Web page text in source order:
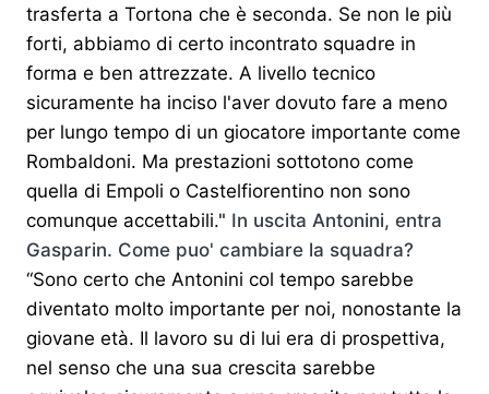
trasferta a Tortona che è seconda. Se non le più
forti, abbiamo di certo incontrato squadre in
forma e ben attrezzate. A livello tecnico
sicuramente ha inciso l'aver dovuto fare a meno
per lungo tempo di un giocatore importante come
Rombaldoni. Ma prestazioni sottotono come
quella di Empoli o Castelfiorentino non sono
comunque accettabili." In uscita Antonini, entra
Gasparin. Come puo' cambiare la squadra?
“Sono certo che Antonini col tempo sarebbe
diventato molto importante per noi, nonostante la
giovane età. Il lavoro su di lui era di prospettiva,
nel senso che una sua crescita sarebbe